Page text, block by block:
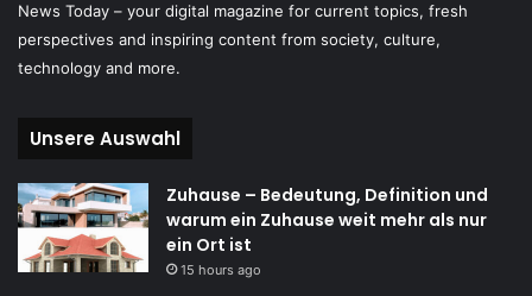
News Today – your digital magazine for current topics, fresh
perspectives and inspiring content from society, culture,
technology and more.
Unsere Auswahl
Zuhause – Bedeutung, Definition und
warum ein Zuhause weit mehr als nur
ein Ort ist
15 hours ago